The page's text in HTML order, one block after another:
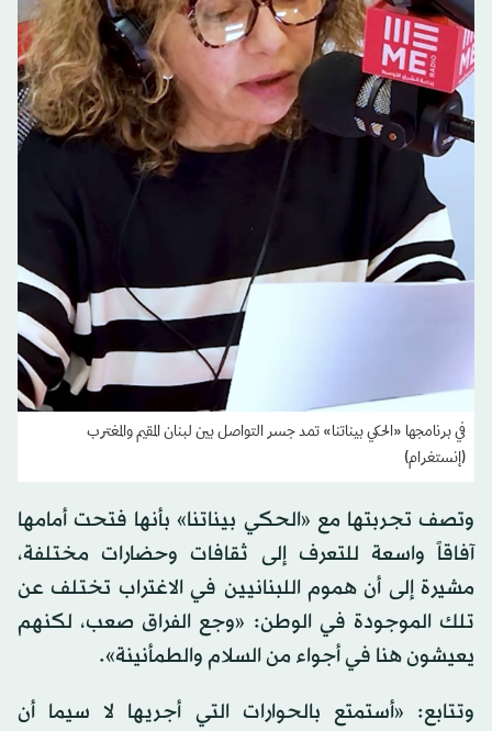
في برنامجها «الحكي بيناتنا» تمد جسر التواصل بين لبنان المقيم والمغترب
(إنستغرام)
وتصف تجربتها مع «الحكي بيناتنا» بأنها فتحت أمامها
آفاقاً واسعة للتعرف إلى ثقافات وحضارات مختلفة،
مشيرة إلى أن هموم اللبنانيين في الاغتراب تختلف عن
تلك الموجودة في الوطن: «وجع الفراق صعب، لكنهم
يعيشون هنا في أجواء من السلام والطمأنينة».
وتتابع: «أستمتع بالحوارات التي أجريها لا سيما أن